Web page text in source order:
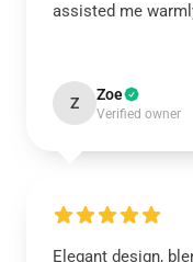
assisted me
Z Zoe
Verified owner
Elegant design,